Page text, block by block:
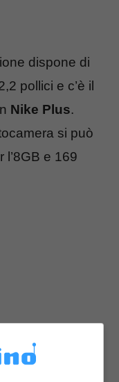
dispone di
pollici e c’è il
Nike Plus.
si può
l’8GB e 169